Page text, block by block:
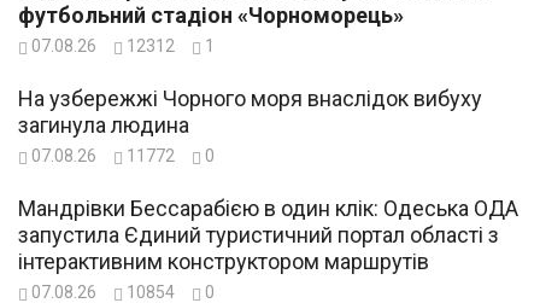
футбольний стадіон «Чорноморець»
07.08.26 12312 1
На узбережжі Чорного моря внаслідок вибуху
загинула людина
07.08.26 11772 0
Мандрівки Бессарабією в один клік: Одеська ОДА
запустила Єдиний туристичний портал області з
інтерактивним конструктором маршрутів
07.08.26 10854 0